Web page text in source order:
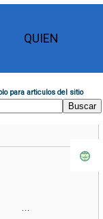
QUIEN
para articulos del sitio